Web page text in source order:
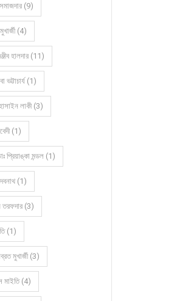
(9)
মুখার্জী (4)
হালদার (11)
ভট্টাচার্য (1)
লাকী (3)
(1)
প্রিয়াঙ্কা মন্ডল (1)
(1)
তরফদার (3)
(1)
মুখার্জী (3)
মাইতি (4)